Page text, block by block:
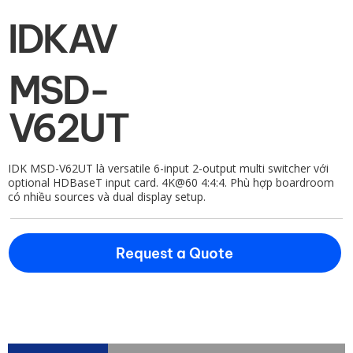
IDKAV
MSD-
V62UT
IDK MSD-V62UT là versatile 6-input 2-output multi switcher với
optional HDBaseT input card. 4K@60 4:4:4. Phù hợp boardroom
có nhiều sources và dual display setup.
Request a Quote